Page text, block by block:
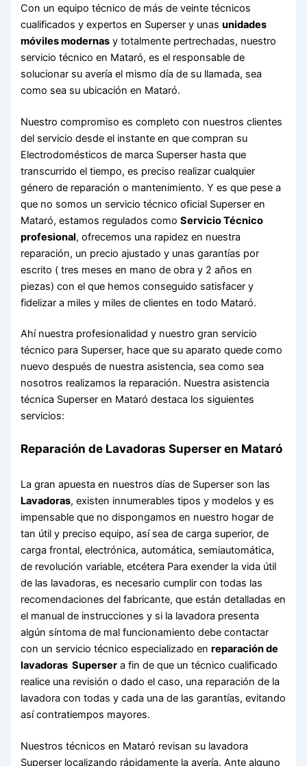
Con un equipo técnico de más de veinte técnicos
cualificados y expertos en Superser y unasunidades
móviles modernas y totalmente pertrechadas, nuestro
servicio técnico en Mataró, es el responsable de
solucionar su avería el mismo día de su llamada, sea
como sea su ubicación en Mataró.
Nuestro compromiso es completo con nuestros clientes
del servicio desde el instante en que compran su
Electrodomésticos de marca Superser hasta que
transcurrido el tiempo, es preciso realizar cualquier
género de reparación o mantenimiento. Y es que pese a
que no somos un servicio técnico oficial Superser en
Mataró, estamos regulados comoServicio Técnico
profesional, ofrecemos una rapidez en nuestra
reparación, un precio ajustado y unas garantías por
escrito ( tres meses en mano de obra y 2 años en
piezas) con el que hemos conseguido satisfacer y
fidelizar a miles y miles de clientes en todo Mataró.
Ahí nuestra profesionalidad y nuestro gran servicio
técnico para Superser, hace que su aparato quede como
nuevo después de nuestra asistencia, sea como sea
nosotros realizamos la reparación. Nuestra asistencia
técnica Superser en Mataró destaca los siguientes
servicios:
Reparación de Lavadoras Superser en Mataró
La gran apuesta en nuestros días de Superser son las
Lavadoras, existen innumerables tipos y modelos y es
impensable que no dispongamos en nuestro hogar de
tan útil y preciso equipo, así sea de carga superior, de
carga frontal, electrónica, automática, semiautomática,
de revolución variable, etcétera Para exender la vida útil
de las lavadoras, es necesario cumplir con todas las
recomendaciones del fabricante, que están detalladas en
el manual de instrucciones y si la lavadora presenta
algún síntoma de mal funcionamiento debe contactar
con un servicio técnico especializado enreparación de
lavadoras Superser a fin de que un técnico cualificado
realice una revisión o dado el caso, una reparación de la
lavadora con todas y cada una de las garantías, evitando
así contratiempos mayores.
Nuestros técnicos en Mataró revisan su lavadora
Superser localizando rápidamente la avería. Ante alguno